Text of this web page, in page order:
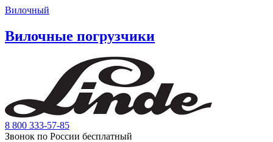
Вилочный
Вилочные погрузчики
8 800 333-57-85
Звонок по России бесплатный